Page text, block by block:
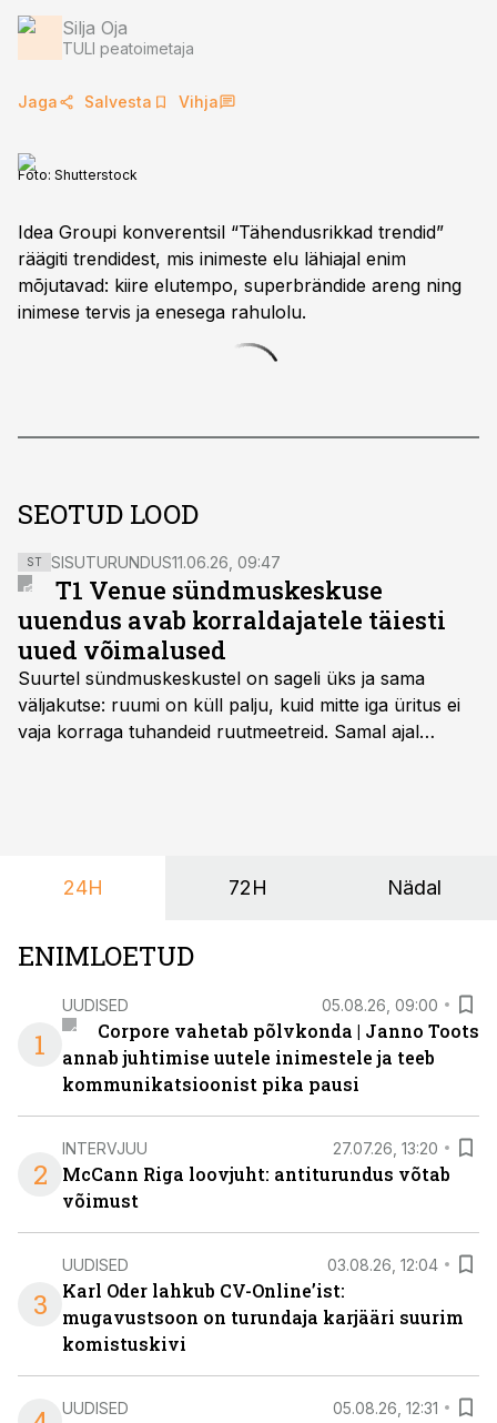
Silja Oja
TULI peatoimetaja
Jaga Salvesta Vihja
Foto: Shutterstock
Idea Groupi konverentsil “Tähendusrikkad trendid”
räägiti trendidest, mis inimeste elu lähiajal enim
mõjutavad: kiire elutempo, superbrändide areng ning
inimese tervis ja enesega rahulolu.
SEOTUD LOOD
ST SISUTURUNDUS11.06.26, 09:47
T1 Venue sündmuskeskuse
uuendus avab korraldajatele täiesti
uued võimalused
Suurtel sündmuskeskustel on sageli üks ja sama
väljakutse: ruumi on küll palju, kuid mitte iga üritus ei
vaja korraga tuhandeid ruutmeetreid. Samal ajal
nendele vajadustele vastanud uuendusega, mis pakub
24H 72H Nädal
ENIMLOETUD
1
UUDISED 05.08.26, 09:00
Corpore vahetab põlvkonda | Janno Toots
annab juhtimise uutele inimestele ja teeb
kommunikatsioonist pika pausi
2
INTERVJUU 27.07.26, 13:20
McCann Riga loovjuht: antiturundus võtab
võimust
3
UUDISED 03.08.26, 12:04
Karl Oder lahkub CV-Online’ist:
mugavustsoon on turundaja karjääri suurim
komistuskivi
UUDISED 05.08.26, 12:31